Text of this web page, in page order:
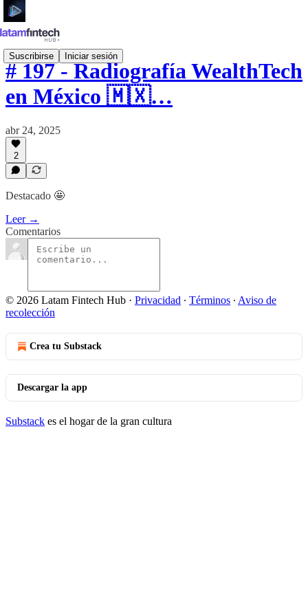
Suscribirse Iniciar sesión
# 197 - Radiografía WealthTech
en México 🇲🇽…
abr 24, 2025
2
Destacado 🤩
Leer →
Comentarios
© 2026 Latam Fintech Hub · Privacidad ∙ Términos ∙ Aviso de
recolección
Crea tu Substack
Descargar la app
Substack es el hogar de la gran cultura